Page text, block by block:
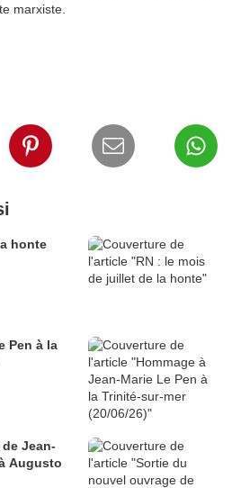
marxiste.
honte
Pen à la
Jean-
Augusto